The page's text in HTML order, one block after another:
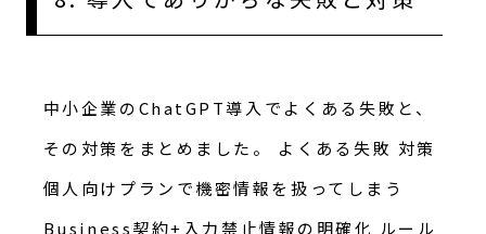
中小企業のChatGPT導入でよくある失敗と、
その対策をまとめました。 よくある失敗 対策
個人向けプランで機密情報を扱ってしまう
Business契約+入力禁止情報の明確化 ルール